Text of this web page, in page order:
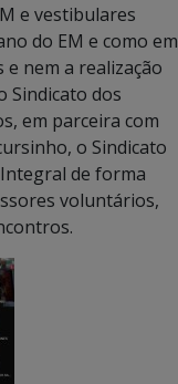
e vestibulares
do EM e como em
nem a realização
Sindicato dos
em parceira com
o Sindicato
de forma
voluntários,